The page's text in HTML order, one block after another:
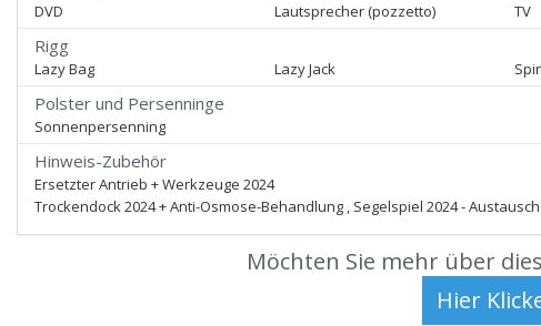
DVD Lautsprecher (pozzetto) TV
Rigg
Lazy Bag Lazy Jack
Polster und Persenninge
Sonnenpersenning
Hinweis-Zubehör
Ersetzter Antrieb + Werkzeuge 2024
Trockendock 2024 + Anti-Osmose-Behandlung , Segelspiel 2024 -
Möchten Sie mehr über